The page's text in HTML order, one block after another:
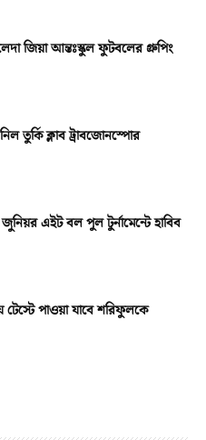
জিয়া আন্তঃস্কুল ফুটবলের গ্রুপিং
তুর্কি ক্লাব ট্রাবজোনস্পোর
এইট বল পুল টুর্নামেন্টে হাবিব
টেস্টে পাওয়া যাবে শরিফুলকে